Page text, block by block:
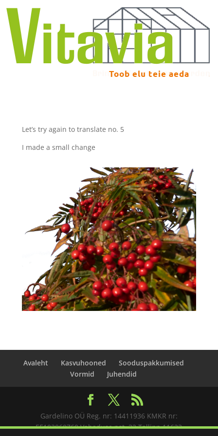
Let’s try again to translate no. 5
I made a small change
Avaleht Kasvuhooned
Sooduspakkumised
Vormid
Juhendid
Gardelino OÜ Reg. nr: 14411936 KMKR nr:
EE102060760 Vabaduse pst. 32 Tallinn 11623